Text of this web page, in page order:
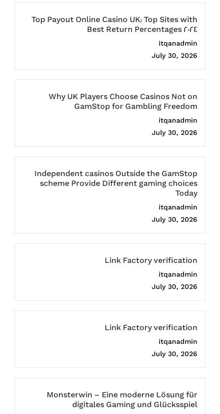
Top Payout Online Casino UK: Top Sites with
Best Return Percentages 2024
itqanadmin
July 30, 2026
Why UK Players Choose Casinos Not on
GamStop for Gambling Freedom
itqanadmin
July 30, 2026
Independent casinos Outside the GamStop
scheme Provide Different gaming choices
Today
itqanadmin
July 30, 2026
Link Factory verification
itqanadmin
July 30, 2026
Link Factory verification
itqanadmin
July 30, 2026
Monsterwin – Eine moderne Lösung für
digitales Gaming und Glücksspiel